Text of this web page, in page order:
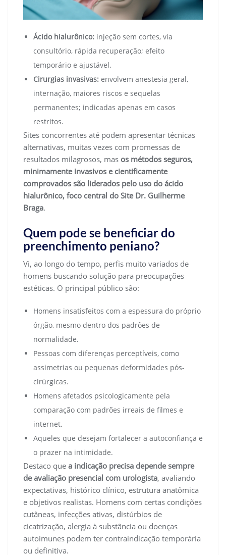
Ácido hialurônico: injeção sem cortes, via
consultório, rápida recuperação; efeito
temporário e ajustável.
Cirurgias invasivas: envolvem anestesia geral,
internação, maiores riscos e sequelas
permanentes; indicadas apenas em casos
restritos.
Sites concorrentes até podem apresentar técnicas
alternativas, muitas vezes com promessas de
resultados milagrosos, mas os métodos seguros,
minimamente invasivos e cientificamente
comprovados são liderados pelo uso do ácido
hialurônico, foco central do Site Dr. Guilherme
Braga.
Quem pode se beneficiar do
preenchimento peniano?
Vi, ao longo do tempo, perfis muito variados de
homens buscando solução para preocupações
estéticas. O principal público são:
Homens insatisfeitos com a espessura do próprio
órgão, mesmo dentro dos padrões de
normalidade.
Pessoas com diferenças perceptíveis, como
assimetrias ou pequenas deformidades pós-
cirúrgicas.
Homens afetados psicologicamente pela
comparação com padrões irreais de filmes e
internet.
Aqueles que desejam fortalecer a autoconfiança e
o prazer na intimidade.
Destaco que a indicação precisa depende sempre
de avaliação presencial com urologista, avaliando
expectativas, histórico clínico, estrutura anatômica
e objetivos realistas. Homens com certas condições
cutâneas, infecções ativas, distúrbios de
cicatrização, alergia à substância ou doenças
autoimunes podem ter contraindicação temporária
ou definitiva.